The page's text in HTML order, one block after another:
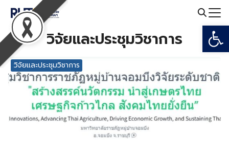
Skip
content
Search
for:
วิจัยและประชุมวิชาการ
วิจัยและประชุมวิชาการ